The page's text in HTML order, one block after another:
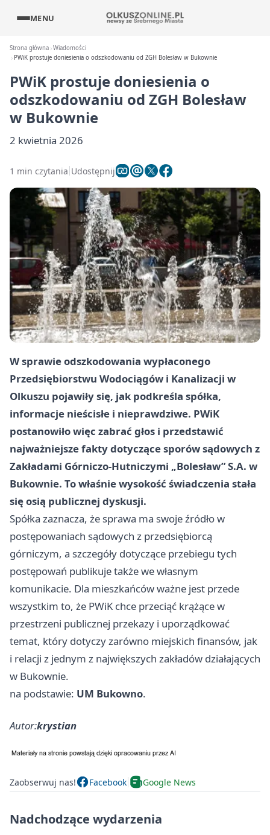
MENU
Strona główna Wiadomości
PWiK prostuje doniesienia o odszkodowaniu od ZGH Bolesław w Bukownie
PWiK prostuje doniesienia o
odszkodowaniu od ZGH Bolesław
w Bukownie
2 kwietnia 2026
1 min czytania Udostępnij
W sprawie odszkodowania wypłaconego
Przedsiębiorstwu Wodociągów i Kanalizacji w
Olkuszu pojawiły się, jak podkreśla spółka,
informacje nieścisłe i nieprawdziwe. PWiK
postanowiło więc zabrać głos i przedstawić
najważniejsze fakty dotyczące sporów sądowych z
Zakładami Górniczo-Hutniczymi „Bolesław” S.A. w
Bukownie. To właśnie wysokość świadczenia stała
się osią publicznej dyskusji.
Spółka zaznacza, że sprawa ma swoje źródło w
postępowaniach sądowych z przedsiębiorcą
górniczym, a szczegóły dotyczące przebiegu tych
postępowań publikuje także we własnym
komunikacie. Dla mieszkańców ważne jest przede
wszystkim to, że PWiK chce przeciąć krążące w
przestrzeni publicznej przekazy i uporządkować
temat, który dotyczy zarówno miejskich finansów, jak
i relacji z jednym z największych zakładów działających
w Bukownie.
na podstawie: UM Bukowno.
Autor:krystian
Zaobserwuj nas! Facebook Google News
Nadchodzące wydarzenia